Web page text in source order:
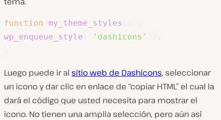
function my_theme_styles
wp_enqueue_style
'dashicons'
Luego puede ir al sitio web de Dashicons, seleccionar
un icono y dar clic en enlace de “copiar HTML” el cual la
dará el código que usted necesita para mostrar el
icono. No tienen una amplia selección, pero aún así